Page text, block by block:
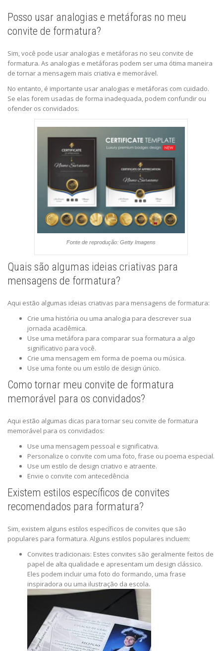
Posso usar analogias e metáforas no meu
convite de formatura?
Sim, você pode usar analogias e metáforas no seu convite de
formatura. As analogias e metáforas podem ser uma ótima maneira
de tornar a mensagem mais criativa e memorável.
No entanto, é importante usar analogias e metáforas com cuidado.
Se elas forem usadas de forma inadequada, podem confundir ou
ofender os convidados.
Fonte de reprodução: Getty Imagens
Quais são algumas ideias criativas para
mensagens de formatura?
Aqui estão algumas ideias criativas para mensagens de formatura:
Crie uma história ou uma analogia para descrever sua
jornada acadêmica.
Use uma metáfora para comparar sua formatura a algo
significativo para você.
Crie uma mensagem em forma de poema ou música.
Use uma fonte ou um estilo de design único.
Como tornar meu convite de formatura
memorável para os convidados?
Aqui estão algumas dicas para tornar seu convite de formatura
memorável para os convidados:
Use uma mensagem pessoal e significativa.
Personalize o convite com uma foto, frase ou poema especial.
Use um estilo de design criativo e atraente.
Envie o convite com antecedência
Existem estilos específicos de convites
recomendados para formatura?
Sim, existem alguns estilos específicos de convites que são
populares para formatura. Alguns estilos populares incluem:
Convites tradicionais: Estes convites são geralmente feitos de
papel de alta qualidade e apresentam um design clássico.
Eles podem incluir uma foto do formando, uma frase
inspiradora ou uma ilustração da escola.